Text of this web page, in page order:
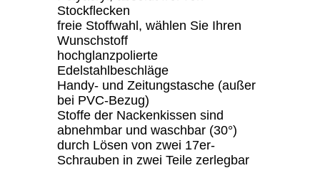
Stockflecken
freie Stoffwahl, wählen Sie Ihren
Wunschstoff
hochglanzpolierte
Edelstahlbeschläge
Handy- und Zeitungstasche (außer
bei PVC-Bezug)
Stoffe der Nackenkissen sind
abnehmbar und waschbar (30°)
durch Lösen von zwei 17er-
Schrauben in zwei Teile zerlegbar